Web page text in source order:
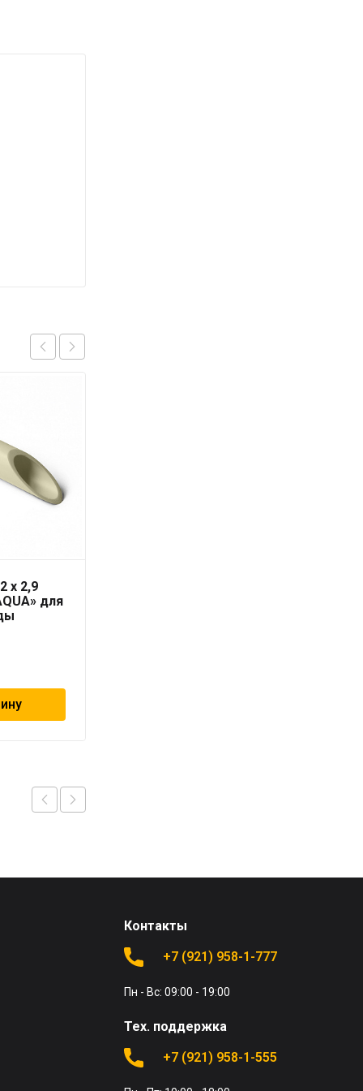
x 2,9
для
Контакты
+7 (921) 958-1-777
Пн - Вс: 09:00 - 19:00
Тех. поддержка
+7 (921) 958-1-555